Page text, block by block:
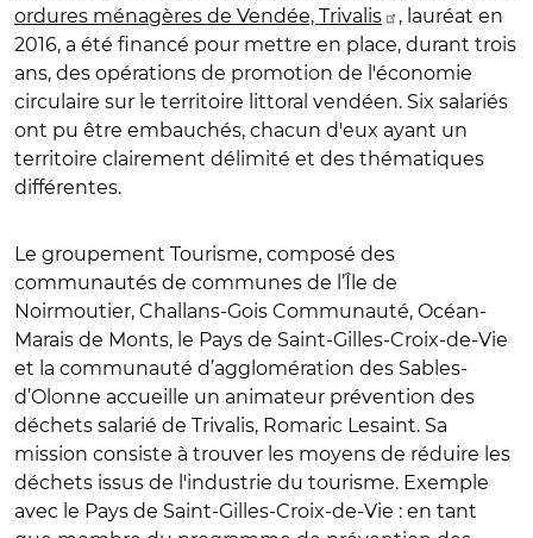
ordures ménagères de Vendée, Trivalis
, lauréat en
2016, a été financé pour mettre en place, durant trois
ans, des opérations de promotion de l'économie
circulaire sur le territoire littoral vendéen. Six salariés
ont pu être embauchés, chacun d'eux ayant un
territoire clairement délimité et des thématiques
différentes.
Le groupement Tourisme, composé des
communautés de communes de l’Île de
Noirmoutier, Challans-Gois Communauté, Océan-
Marais de Monts, le Pays de Saint-Gilles-Croix-de-Vie
et la communauté d’agglomération des Sables-
d’Olonne accueille un animateur prévention des
déchets salarié de Trivalis, Romaric Lesaint. Sa
mission consiste à trouver les moyens de réduire les
déchets issus de l'industrie du tourisme. Exemple
avec le Pays de Saint-Gilles-Croix-de-Vie : en tant